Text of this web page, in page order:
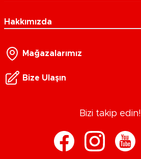
Hakkımızda
Mağazalarımız
Bize Ulaşın
Bizi takip edin!